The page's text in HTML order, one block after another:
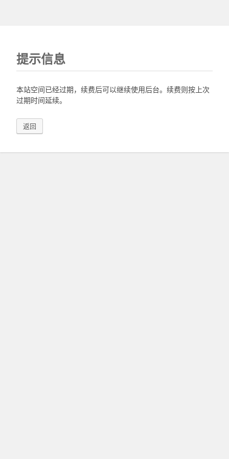
提示信息
本站空间已经过期，续费后可以继续使用后台。续费则按上次
过期时间延续。
返回